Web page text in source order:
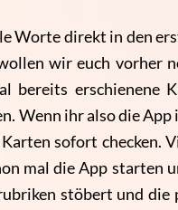
Worte direkt in den
wir euch vorher
bereits erschienene
Wenn ihr also die App
sofort checken.
mal die App starten
stöbert und die